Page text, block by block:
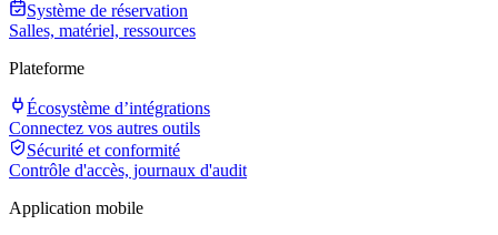
Système de réservation
Salles, matériel, ressources
Plateforme
Écosystème d’intégrations
Connectez vos autres outils
Sécurité et conformité
Contrôle d'accès, journaux d'audit
Application mobile